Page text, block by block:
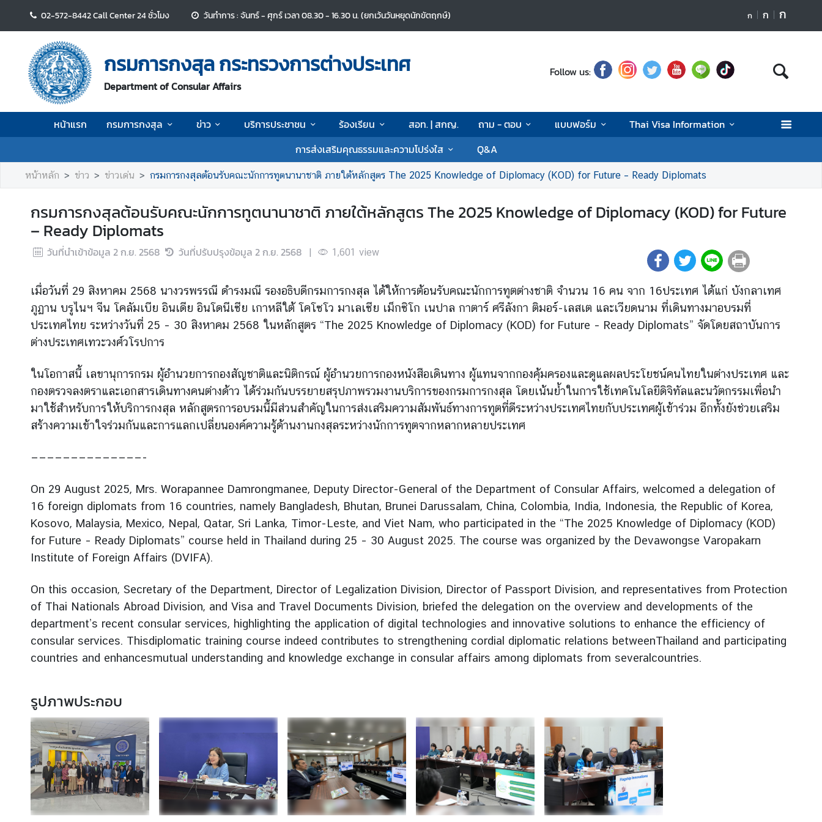
02-572-8442 Call Center 24 ชั่วโมง วันทำการ : จันทร์ - ศุกร์ เวลา 08.30 - 16.30 น. (ยกเว้นวันหยุดนักขัตฤกษ์) ก ก ก
กรมการกงสุล กระทรวงการต่างประเทศ
Department of Consular Affairs
Follow us:
หน้าแรก กรมการกงสุล ข่าว บริการประชาชน ร้องเรียน สอท. | สกญ. ถาม - ตอบ แบบฟอร์ม
Thai Visa Information
การส่งเสริมคุณธรรมและความโปร่งใส
Q&A
น้
า
แ
ก
ก
ม
ก
ร
ก
สุ
ข่
า
ว
บ
ริ
ก
า
ะ
ช
ช
น
อ
ง
เ
รี
ย
ส
อ
ท
.
|
ส
ก
ญ
หน้าหลัก ข่าว ข่าวเด่น กรมการกงสุลต้อนรับคณะนักการทูตนานาชาติ ภายใต้หลักสูตร The 2025 Knowledge of Diplomacy (KOD) for Future – Ready Diplomats
กรมการกงสุลต้อนรับคณะนักการทูตนานาชาติ ภายใต้หลักสูตร The 2025 Knowledge of Diplomacy (KOD) for Future
– Ready Diplomats
วันที่นำเข้าข้อมูล 2 ก.ย. 2568 วันที่ปรับปรุงข้อมูล 2 ก.ย. 2568 | 1,601 view
เมื่อวันที่ 29 สิงหาคม 2568 นางวรพรรณี ดำรงมณี รองอธิบดีกรมการกงสุล ได้ให้การต้อนรับคณะนักการทูตต่างชาติ จำนวน 16 คน จาก 16ประเทศ ได้แก่ บังกลาเทศ
ภูฏาน บรูไนฯ จีน โคลัมเบีย อินเดีย อินโดนีเซีย เกาหลีใต้ โคโซโว มาเลเซีย เม็กซิโก เนปาล กาตาร์ ศรีลังกา ติมอร์-เลสเต และเวียดนาม ที่เดินทางมาอบรมที่
ประเทศไทย ระหว่างวันที่ 25 – 30 สิงหาคม 2568 ในหลักสูตร “The 2025 Knowledge of Diplomacy (KOD) for Future – Ready Diplomats” จัดโดยสถาบันการ
ต่างประเทศเทวะวงศ์วโรปการ
ในโอกาสนี้ เลขานุการกรม ผู้อำนวยการกองสัญชาติและนิติกรณ์ ผู้อำนวยการกองหนังสือเดินทาง ผู้แทนจากกองคุ้มครองและดูแลผลประโยชน์คนไทยในต่างประเทศ และ
กองตรวจลงตราและเอกสารเดินทางคนต่างด้าว ได้ร่วมกันบรรยายสรุปภาพรวมงานบริการของกรมการกงสุล โดยเน้นย้ำในการใช้เทคโนโลยีดิจิทัลและนวัตกรรมเพื่อนำ
มาใช้สำหรับการให้บริการกงสุล หลักสูตรการอบรมนี้มีส่วนสำคัญในการส่งเสริมความสัมพันธ์ทางการทูตที่ดีระหว่างประเทศไทยกับประเทศผู้เข้าร่วม อีกทั้งยังช่วยเสริม
สร้างความเข้าใจร่วมกันและการแลกเปลี่ยนองค์ความรู้ด้านงานกงสุลระหว่างนักการทูตจากหลากหลายประเทศ
——————————————-
On 29 August 2025, Mrs. Worapannee Damrongmanee, Deputy Director-General of the Department of Consular Affairs, welcomed a delegation of
16 foreign diplomats from 16 countries, namely Bangladesh, Bhutan, Brunei Darussalam, China, Colombia, India, Indonesia, the Republic of Korea,
Kosovo, Malaysia, Mexico, Nepal, Qatar, Sri Lanka, Timor-Leste, and Viet Nam, who participated in the “The 2025 Knowledge of Diplomacy (KOD)
for Future – Ready Diplomats” course held in Thailand during 25 – 30 August 2025. The course was organized by the Devawongse Varopakarn
Institute of Foreign Affairs (DVIFA).
On this occasion, Secretary of the Department, Director of Legalization Division, Director of Passport Division, and representatives from Protection
of Thai Nationals Abroad Division, and Visa and Travel Documents Division, briefed the delegation on the overview and developments of the
department’s recent consular services, highlighting the application of digital technologies and innovative solutions to enhance the efficiency of
consular services. Thisdiplomatic training course indeed contributes to strengthening cordial diplomatic relations betweenThailand and participating
countries and enhancesmutual understanding and knowledge exchange in consular affairs among diplomats from severalcountries.
รูปภาพประกอบ